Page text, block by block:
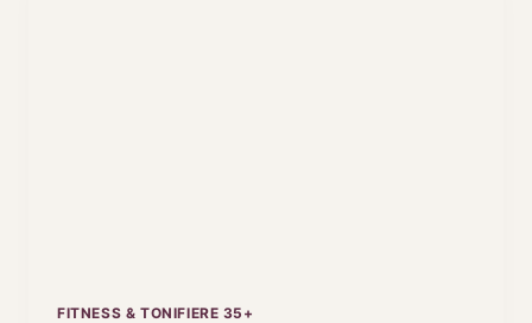
FITNESS & TONIFIERE 35+